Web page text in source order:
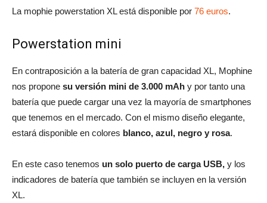
La mophie powerstation XL está disponible por 76 euros.
Powerstation mini
En contraposición a la batería de gran capacidad XL, Mophine
nos propone su versión mini de 3.000 mAh y por tanto una
batería que puede cargar una vez la mayoría de smartphones
que tenemos en el mercado. Con el mismo diseño elegante,
estará disponible en colores blanco, azul, negro y rosa.
En este caso tenemos un solo puerto de carga USB, y los
indicadores de batería que también se incluyen en la versión
XL.